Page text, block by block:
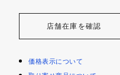
店舗在庫を確認
価格表示について